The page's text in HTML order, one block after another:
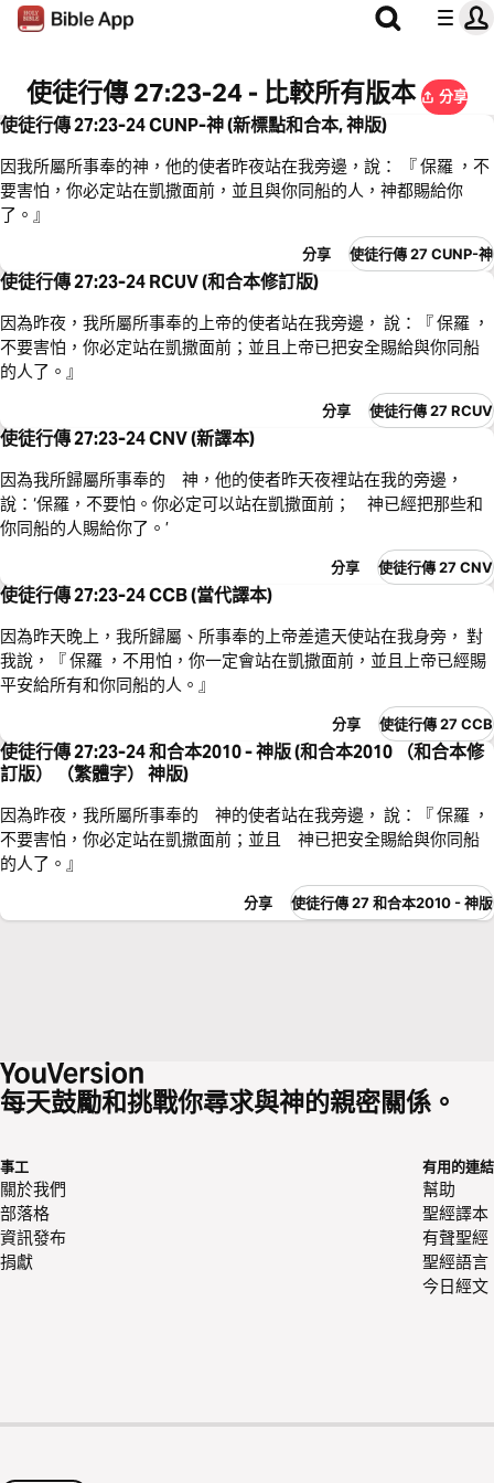
使徒行傳 27:23-24 - 比較所有版本 分享
使徒行傳 27:23-24 CUNP-神 (新標點和合本, 神版)
因我所屬所事奉的神，他的使者昨夜站在我旁邊，說： 『 保羅 ，不
要害怕，你必定站在凱撒面前，並且與你同船的人，神都賜給你
了。』
分享 使徒行傳 27 CUNP-神
使徒行傳 27:23-24 RCUV (和合本修訂版)
因為昨夜，我所屬所事奉的上帝的使者站在我旁邊， 說：『 保羅 ，
不要害怕，你必定站在凱撒面前；並且上帝已把安全賜給與你同船
的人了。』
分享 使徒行傳 27 RCUV
使徒行傳 27:23-24 CNV (新譯本)
因為我所歸屬所事奉的 神，他的使者昨天夜裡站在我的旁邊，
說：‘保羅，不要怕。你必定可以站在凱撒面前； 神已經把那些和
你同船的人賜給你了。’
分享 使徒行傳 27 CNV
使徒行傳 27:23-24 CCB (當代譯本)
因為昨天晚上，我所歸屬、所事奉的上帝差遣天使站在我身旁， 對
我說，『 保羅 ，不用怕，你一定會站在凱撒面前，並且上帝已經賜
平安給所有和你同船的人。』
分享 使徒行傳 27 CCB
使徒行傳 27:23-24 和合本2010 - 神版 (和合本2010 （和合本修
訂版） （繁體字） 神版)
因為昨夜，我所屬所事奉的 神的使者站在我旁邊， 說：『 保羅 ，
不要害怕，你必定站在凱撒面前；並且 神已把安全賜給與你同船
的人了。』
分享 使徒行傳 27 和合本2010 - 神版
每天鼓勵和挑戰你尋求與神的親密關係。
事工
關於我們
部落格
資訊發布
捐獻
有用的連結
幫助
聖經譯本
有聲聖經
聖經語言
今日經文